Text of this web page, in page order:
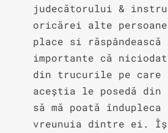
judecătorului &
oricărei alte
place si
importante că
din trucurile pe care
aceștia le posedă din
să mă poată îndupleca
vreunuia dintre ei.